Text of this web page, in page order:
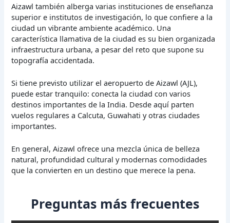
Aizawl también alberga varias instituciones de enseñanza
superior e institutos de investigación, lo que confiere a la
ciudad un vibrante ambiente académico. Una
característica llamativa de la ciudad es su bien organizada
infraestructura urbana, a pesar del reto que supone su
topografía accidentada.
Si tiene previsto utilizar el aeropuerto de Aizawl (AJL),
puede estar tranquilo: conecta la ciudad con varios
destinos importantes de la India. Desde aquí parten
vuelos regulares a Calcuta, Guwahati y otras ciudades
importantes.
En general, Aizawl ofrece una mezcla única de belleza
natural, profundidad cultural y modernas comodidades
que la convierten en un destino que merece la pena.
Preguntas más frecuentes